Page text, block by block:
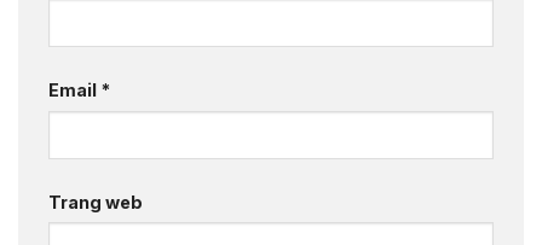
Email *
Trang web